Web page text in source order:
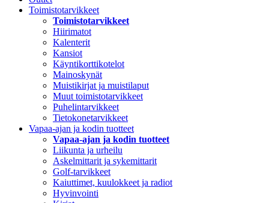
Toimistotarvikkeet
Toimistotarvikkeet
Hiirimatot
Kalenterit
Kansiot
Käyntikorttikotelot
Mainoskynät
Muistikirjat ja muistilaput
Muut toimistotarvikkeet
Puhelintarvikkeet
Tietokonetarvikkeet
Vapaa-ajan ja kodin tuotteet
Vapaa-ajan ja kodin tuotteet
Liikunta ja urheilu
Askelmittarit ja sykemittarit
Golf-tarvikkeet
Kaiuttimet, kuulokkeet ja radiot
Hyvinvointi